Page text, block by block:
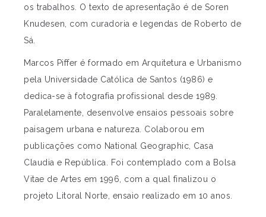
os trabalhos. O texto de apresentação é de Soren
Knudesen, com curadoria e legendas de Roberto de
Sá.
Marcos Piffer é formado em Arquitetura e Urbanismo
pela Universidade Católica de Santos (1986) e
dedica-se à fotografia profissional desde 1989.
Paralelamente, desenvolve ensaios pessoais sobre
paisagem urbana e natureza. Colaborou em
publicações como National Geographic, Casa
Claudia e República. Foi contemplado com a Bolsa
Vitae de Artes em 1996, com a qual finalizou o
projeto Litoral Norte, ensaio realizado em 10 anos.